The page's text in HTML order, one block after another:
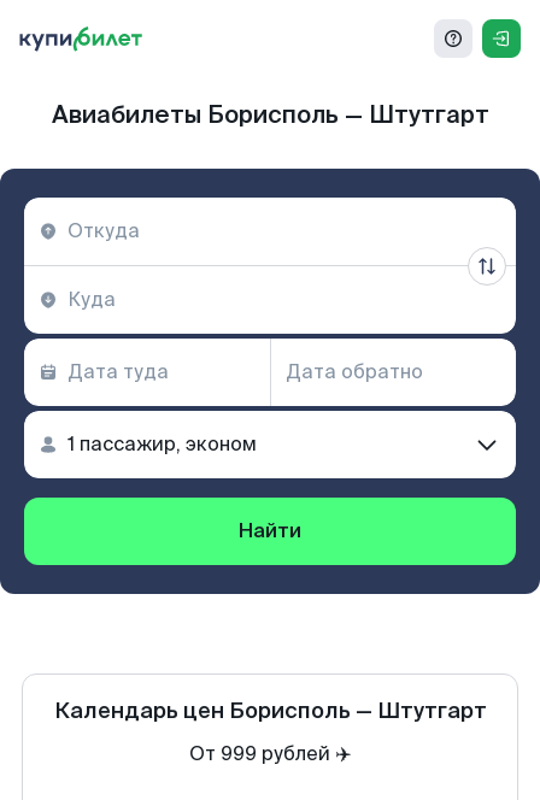
Авиабилеты Борисполь — Штутгарт
Найти
Календарь цен Борисполь — Штутгарт
От 999 рублей ✈️